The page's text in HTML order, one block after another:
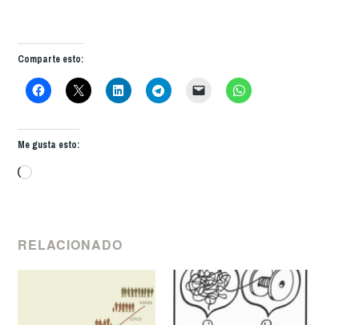
Comparte esto:
Me gusta esto:
Cargando...
RELACIONADO